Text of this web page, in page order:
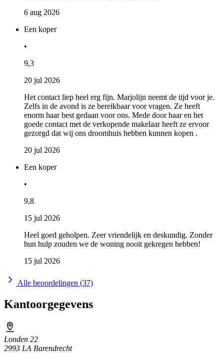
6 aug 2026
Een koper
•
9,3
20 jul 2026
Het contact liep heel erg fijn. Marjolijn neemt de tijd voor je.
Zelfs in de avond is ze bereikbaar voor vragen. Ze heeft
enorm haar best gedaan voor ons. Mede door haar en het
goede contact met de verkopende makelaar heeft ze ervoor
gezorgd dat wij ons droomhuis hebben kunnen kopen .
20 jul 2026
Een koper
•
9,8
15 jul 2026
Heel goed geholpen. Zeer vriendelijk en deskundig. Zonder
hun hulp zouden we de woning nooit gekregen hebben!
15 jul 2026
Alle beoordelingen (37)
Kantoorgegevens
Londen 22
2993 LA Barendrecht